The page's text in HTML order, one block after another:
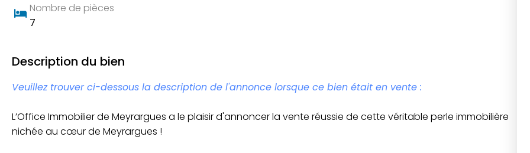
Nombre de pièces
7
Description du bien
Veuillez trouver ci-dessous la description de l'annonce lorsque ce bien était en vente :
L’Office Immobilier de Meyrargues a le plaisir d'annoncer la vente réussie de cette véritable perle immobilière
nichée au cœur de Meyrargues !